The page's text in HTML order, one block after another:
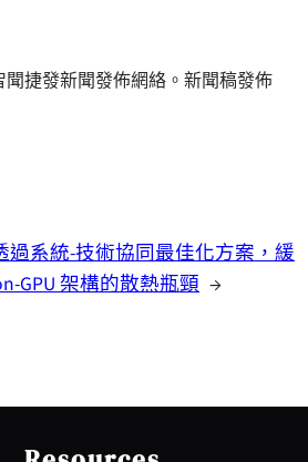
捷發新聞發佈網絡。新聞稿發佈
過系統-技術協同最佳化方案，緩
GPU 架構的散熱瓶頸 →